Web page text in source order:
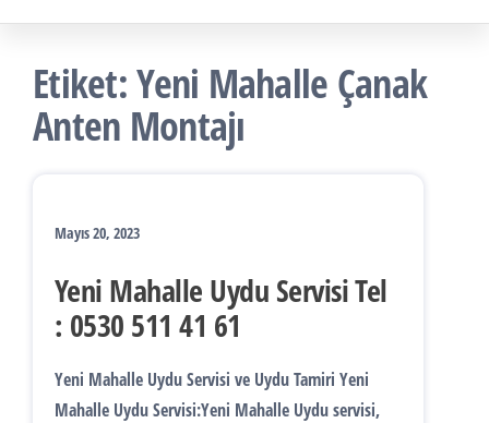
Etiket:Yeni Mahalle Çanak
Anten Montajı
Mayıs 20, 2023
Yeni Mahalle Uydu Servisi Tel
: 0530 511 41 61
Yeni Mahalle Uydu Servisi ve Uydu Tamiri Yeni
Mahalle Uydu Servisi:Yeni Mahalle Uydu servisi,